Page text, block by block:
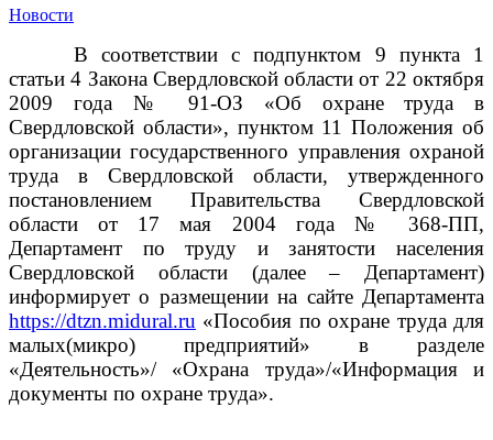
Новости
В соответствии с подпунктом 9 пункта 1
статьи 4 Закона Свердловской области от 22 октября
2009 года № 91-ОЗ «Об охране труда в
Свердловской области», пунктом 11 Положения об
организации государственного управления охраной
труда в Свердловской области, утвержденного
постановлением Правительства Свердловской
области от 17 мая 2004 года № 368-ПП,
Департамент по труду и занятости населения
Свердловской области (далее – Департамент)
информирует о размещении на сайте Департамента
https://dtzn.midural.ru «Пособия по охране труда для
малых(микро) предприятий» в разделе
«Деятельность»/ «Охрана труда»/«Информация и
документы по охране труда».